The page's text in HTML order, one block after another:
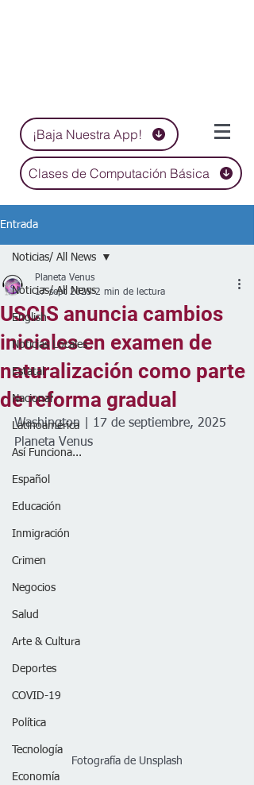
¡Baja Nuestra App!
Clases de Computación Básica
Entrada
Noticias/ All News
English
Noticias Locales
Estatal
Nacional
Latinoamérica
Así Funciona...
Español
Educación
Inmigración
Crimen
Negocios
Salud
Arte & Cultura
Deportes
COVID-19
Política
Tecnología
Economía
Noticias/ All News
USCIS anuncia cambios
iniciales en examen de
naturalización como parte
de reforma gradual
Planeta Venus
17 sept 2025 2 min de lectura
Washington | 17 de septiembre, 2025
Planeta Venus
Fotografía de Unsplash